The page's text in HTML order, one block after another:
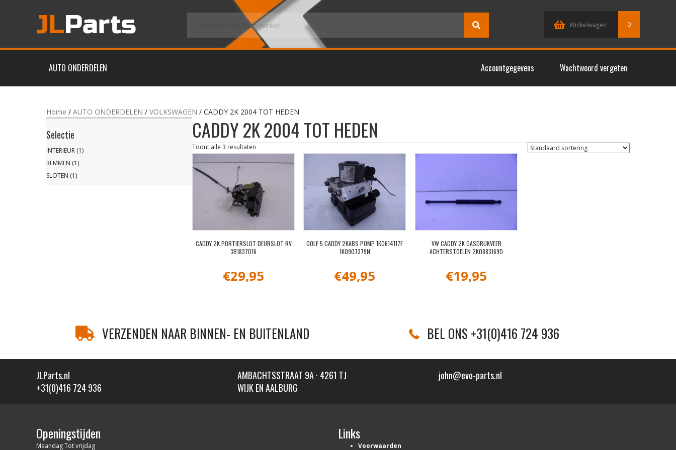
Winkelwagen 0
AUTO ONDERDELEN Accountgegevens Wachtwoord vergeten
Home / AUTO ONDERDELEN / VOLKSWAGEN / CADDY 2K 2004 TOT HEDEN
Selectie
INTERIEUR (1)
REMMEN (1)
SLOTEN (1)
CADDY 2K 2004 TOT HEDEN
Toont alle 3 resultaten
CADDY 2K PORTIERSLOT DEURSLOT RV
3B1837016
€29,95
GOLF 5 CADDY 2KABS POMP 1K0614117F
1K0907379N
€49,95
VW CADDY 2K GASDRUKVEER
ACHTERSTOELEN 2K0883169D
€19,95
VERZENDEN NAAR BINNEN- EN BUITENLAND BEL ONS +31(0)416 724 936
JLParts.nl
+31(0)416 724 936
AMBACHTSSTRAAT 9A · 4261 TJ
WIJK EN AALBURG
john@evo-parts.nl
Openingstijden
Maandag Tot vrijdag
Links
Voorwaarden